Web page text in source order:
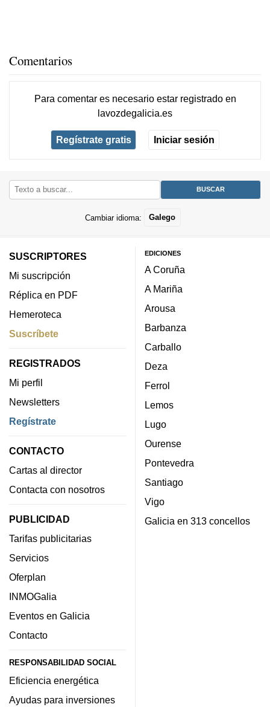
Comentarios
Para comentar es necesario estar registradoen
lavozdegalicia.es
Regístrate gratis Iniciar sesión
Cambiar idioma: Galego
SUSCRIPTORES
Mi suscripción
Réplica en PDF
Hemeroteca
Suscríbete
REGISTRADOS
Mi perfil
Newsletters
Regístrate
CONTACTO
Cartas al director
Contacta con nosotros
PUBLICIDAD
Tarifas publicitarias
Servicios
Oferplan
INMOGalia
Eventos en Galicia
Contacto
RESPONSABILIDAD SOCIAL
Eficiencia energética
Ayudas para inversiones
EDICIONES
A Coruña
A Mariña
Arousa
Barbanza
Carballo
Deza
Ferrol
Lemos
Lugo
Ourense
Pontevedra
Santiago
Vigo
Galicia en 313 concellos